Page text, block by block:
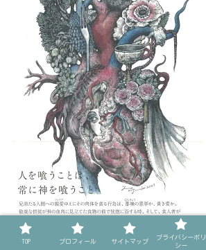
著者 出版社
TOP プロフィール サイトマップ
プライバシーポリ
シー